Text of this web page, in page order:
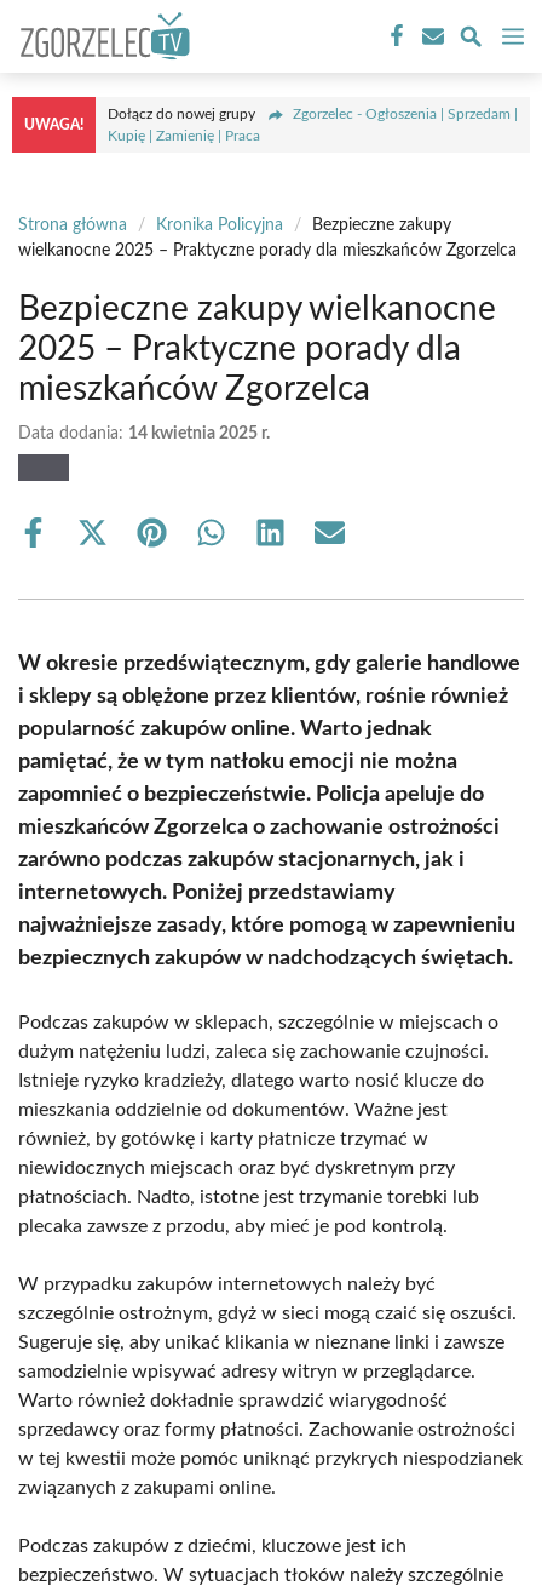
treści
UWAGA!
Dołącz do nowej grupy
Zgorzelec - Ogłoszenia | Sprzedam |
Kupię | Zamienię | Praca
Strona główna / Kronika Policyjna /
Bezpieczne zakupy
wielkanocne 2025 – Praktyczne porady dla mieszkańców Zgorzelca
Bezpieczne zakupy wielkanocne
2025 – Praktyczne porady dla
mieszkańców Zgorzelca
Data dodania: 14 kwietnia 2025 r.
Share
Share
(Twitter)
Share Share Share Share
W okresie przedświątecznym, gdy galerie handlowe
i sklepy są oblężone przez klientów, rośnie również
popularność zakupów online. Warto jednak
pamiętać, że w tym natłoku emocji nie można
zapomnieć o bezpieczeństwie. Policja apeluje do
mieszkańców Zgorzelca o zachowanie ostrożności
zarówno podczas zakupów stacjonarnych, jak i
internetowych. Poniżej przedstawiamy
najważniejsze zasady, które pomogą w zapewnieniu
bezpiecznych zakupów w nadchodzących świętach.
Podczas zakupów w sklepach, szczególnie w miejscach o
dużym natężeniu ludzi, zaleca się zachowanie czujności.
Istnieje ryzyko kradzieży, dlatego warto nosić klucze do
mieszkania oddzielnie od dokumentów. Ważne jest
również, by gotówkę i karty płatnicze trzymać w
niewidocznych miejscach oraz być dyskretnym przy
płatnościach. Nadto, istotne jest trzymanie torebki lub
plecaka zawsze z przodu, aby mieć je pod kontrolą.
W przypadku zakupów internetowych należy być
szczególnie ostrożnym, gdyż w sieci mogą czaić się oszuści.
Sugeruje się, aby unikać klikania w nieznane linki i zawsze
samodzielnie wpisywać adresy witryn w przeglądarce.
Warto również dokładnie sprawdzić wiarygodność
sprzedawcy oraz formy płatności. Zachowanie ostrożności
w tej kwestii może pomóc uniknąć przykrych niespodzianek
związanych z zakupami online.
Podczas zakupów z dziećmi, kluczowe jest ich
bezpieczeństwo. W sytuacjach tłoków należy szczególnie